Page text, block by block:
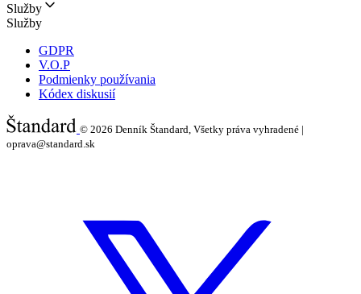
Služby
Služby
GDPR
V.O.P
Podmienky používania
Kódex diskusií
© 2026 Denník Štandard, Všetky práva vyhradené |
oprava@standard.sk